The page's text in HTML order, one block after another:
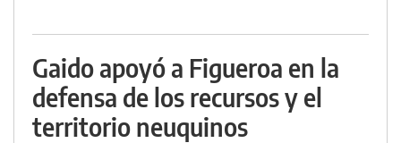
Gaido apoyó a Figueroa en la
defensa de los recursos y el
territorio neuquinos